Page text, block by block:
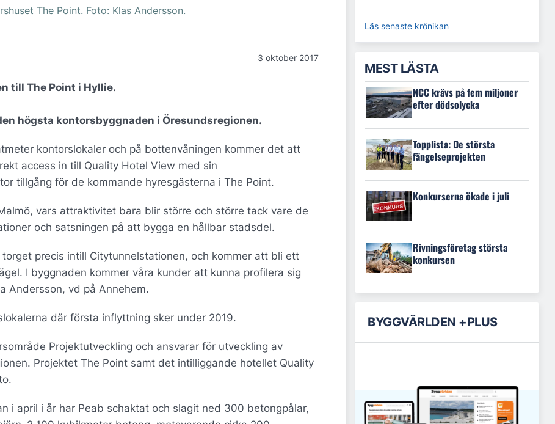
The Point. Foto: Klas Andersson.
3 oktober 2017
till The Point i Hyllie.
högsta kontorsbyggnaden i Öresundsregionen.
kontorslokaler och på bottenvåningen kommer det att
access in till Quality Hotel View med sin
tillgång för de kommande hyresgästerna i The Point.
vars attraktivitet bara blir större och större tack vare de
och satsningen på att bygga en hållbar stadsdel.
precis intill Citytunnelstationen, och kommer att bli ett
I byggnaden kommer våra kunder att kunna profilera sig
Andersson, vd på Annehem.
där första inflyttning sker under 2019.
Projektutveckling och ansvarar för utveckling av
Projektet The Point samt det intilliggande hotellet Quality
i april i år har Peab schaktat och slagit ned 300 betongpålar,
Läs senaste krönikan
MEST LÄSTA
NCC krävs på fem miljoner
efter dödsolycka
Topplista: De största
fängelseprojekten
Konkurserna ökade i juli
Rivningsföretag största
konkursen
BYGGVÄRLDEN +PLUS